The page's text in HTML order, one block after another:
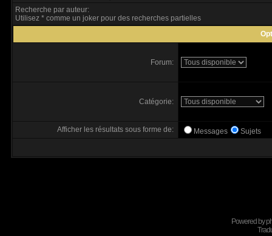
Recherche par auteur:
Utilisez * comme un joker pour des recherches partielles
Forum:
Catégorie:
Afficher les résultats sous forme de: Messages Sujets
Powered by